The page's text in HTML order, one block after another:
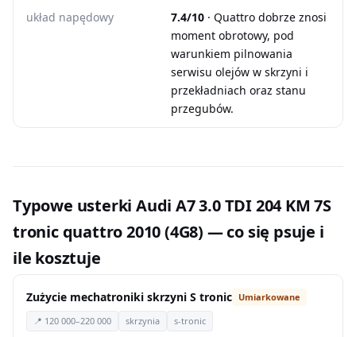
układ napędowy 7.4/10 · Quattro dobrze znosi
moment obrotowy, pod
warunkiem pilnowania
serwisu olejów w skrzyni i
przekładniach oraz stanu
przegubów.
Typowe usterki Audi A7 3.0 TDI 204 KM 7S
tronic quattro 2010 (4G8) — co się psuje i
ile kosztuje
Zużycie mechatroniki skrzyni S tronic Umiarkowane
📍 120 000–220 000 skrzynia s-tronic